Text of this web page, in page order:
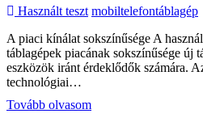
Használt teszt mobiltelefontáblagép
A piaci kínálat sokszínűsége A
táblagépek piacának sokszínűsége új
eszközök iránt érdeklődők számára.
technológiai…
Tovább olvasomA